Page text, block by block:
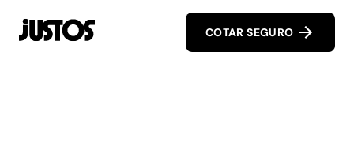
COTAR SEGURO